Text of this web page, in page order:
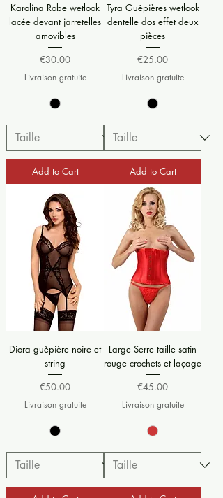
Karolina Robe wetlook
lacée devant jarretelles
amovibles
Price
€30.00
Livraison gratuite
Add to Cart
Tyra Guêpières wetlook
dentelle dos effet deux
pièces
Price
€25.00
Livraison gratuite
Add to Cart
Diora guèpière noire et
string
Price
€50.00
Livraison gratuite
Large Serre taille satin
rouge crochets et laçage
Price
€45.00
Livraison gratuite